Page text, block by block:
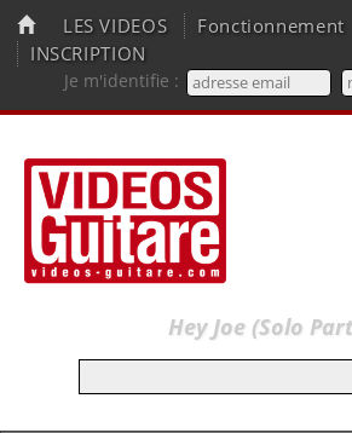
LES VIDEOS Fonctionnement
INSCRIPTION
Je m'identifie :
Hey Joe (Solo